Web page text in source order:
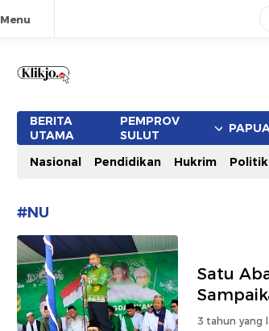
Menu
www.klikjo.id
Terkini, Konstruktif dan Berimbang
BERITA
UTAMA
PEMPROV
SULUT
Nasional
Pendidikan Hukrim Politik
#NU
Satu
3 tahun yang